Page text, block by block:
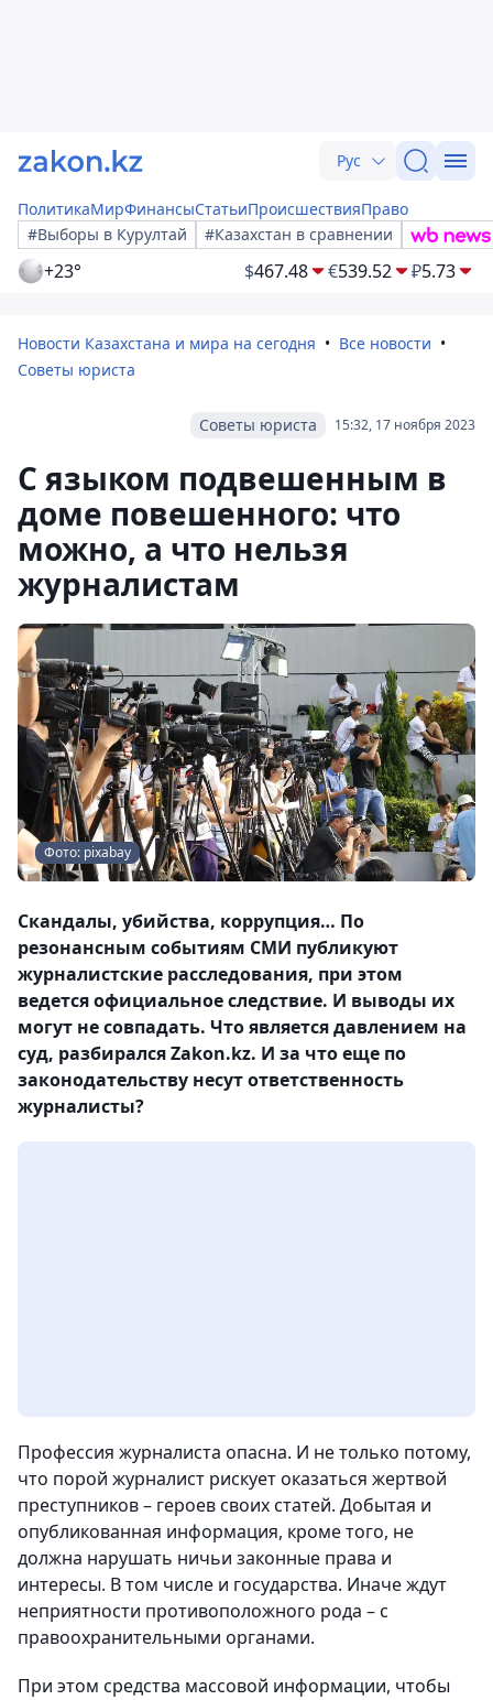
Рус
ПолитикаМирФинансыСтатьиПроисшествияПраво
#Выборы в Курултай
#Казахстан в сравнении
+23° $467.48 €539.52 ₽5.73
Новости Казахстана и мира на сегодня
Все новости
Советы юриста
15:32, 17 ноября 2023
Советы юриста
С языком подвешенным в
доме повешенного: что
можно, а что нельзя
журналистам
Фото: pixabay
Скандалы, убийства, коррупция… По
резонансным событиям СМИ публикуют
журналистские расследования, при этом
ведется официальное следствие. И выводы их
могут не совпадать. Что является давлением на
суд, разбирался Zakon.kz. И за что еще по
законодательству несут ответственность
журналисты?
Профессия журналиста опасна. И не только потому,
что порой журналист рискует оказаться жертвой
преступников – героев своих статей. Добытая и
опубликованная информация, кроме того, не
должна нарушать ничьи законные права и
интересы. В том числе и государства. Иначе ждут
неприятности противоположного рода – с
правоохранительными органами.
При этом средства массовой информации, чтобы